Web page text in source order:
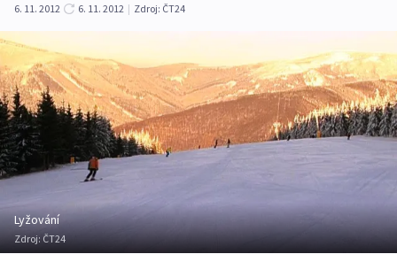
6. 11. 2012
6. 11. 2012 | Zdroj: ČT24
Lyžování
Zdroj: ČT24